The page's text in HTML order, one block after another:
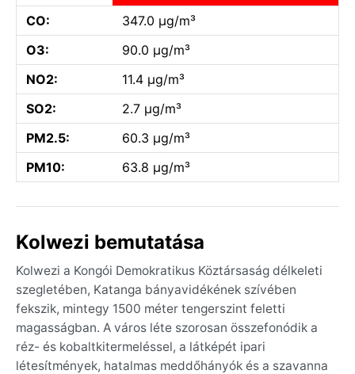
CO:
347.0 µg/m³
O3:
90.0 µg/m³
NO2:
11.4 µg/m³
SO2:
2.7 µg/m³
PM2.5:
60.3 µg/m³
PM10:
63.8 µg/m³
Kolwezi bemutatása
Kolwezi a Kongói Demokratikus Köztársaság délkeleti
szegletében, Katanga bányavidékének szívében
fekszik, mintegy 1500 méter tengerszint feletti
magasságban. A város léte szorosan összefonódik a
réz- és kobaltkitermeléssel, a látképét ipari
létesítmények, hatalmas meddőhányók és a szavanna